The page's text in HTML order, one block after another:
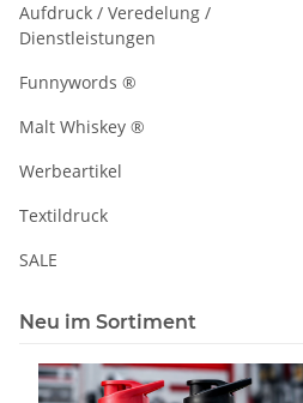
Aufdruck / Veredelung /
Dienstleistungen
Funnywords ®
Malt Whiskey ®
Werbeartikel
Textildruck
SALE
Neu im Sortiment